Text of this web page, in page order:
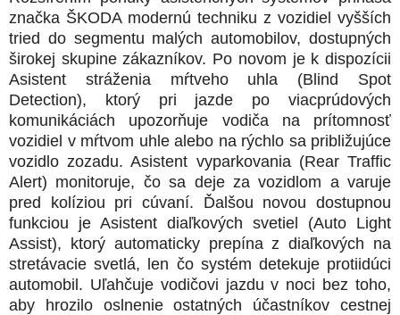
značka ŠKODA modernú techniku z vozidiel vyšších
tried do segmentu malých automobilov, dostupných
širokej skupine zákazníkov. Po novom je k dispozícii
Asistent stráženia mŕtveho uhla (Blind Spot
Detection), ktorý pri jazde po viacprúdových
komunikáciách upozorňuje vodiča na prítomnosť
vozidiel v mŕtvom uhle alebo na rýchlo sa približujúce
vozidlo zozadu. Asistent vyparkovania (Rear Traffic
Alert) monitoruje, čo sa deje za vozidlom a varuje
pred kolíziou pri cúvaní. Ďalšou novou dostupnou
funkciou je Asistent diaľkových svetiel (Auto Light
Assist), ktorý automaticky prepína z diaľkových na
stretávacie svetlá, len čo systém detekuje protiidúci
automobil. Uľahčuje vodičovi jazdu v noci bez toho,
aby hrozilo oslnenie ostatných účastníkov cestnej